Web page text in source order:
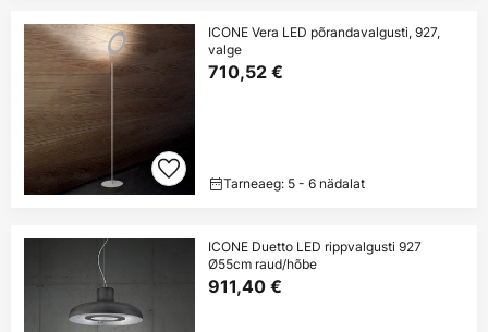
ICONE Vera LED põrandavalgusti, 927,
valge
710,52 €
Tarneaeg: 5 - 6 nädalat
ICONE Duetto LED rippvalgusti 927
Ø55cm raud/hõbe
911,40 €